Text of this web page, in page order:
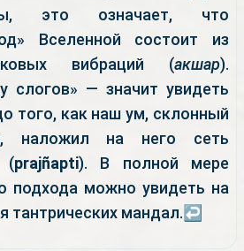
это означает, что
Вселенной состоит из
вибраций (акшар).
слогов» — значит увидеть
того, как наш ум, склонный
наложил на него сеть
(prajñapti). В полной мере
подхода можно увидеть на
тантрических мандал.↩